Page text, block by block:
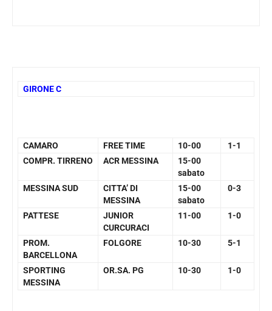
GIRONE C
CAMARO FREE TIME 10-00
1-1
COMPR. TIRRENO
ACR MESSINA
15-00
sabato
MESSINA SUD
CITTA’ DI
MESSINA
15-00
sabato
0-3
PATTESE
JUNIOR
CURCURACI
11-00 1-0
PROM.
BARCELLONA
FOLGORE 10-30 5-1
SPORTING
MESSINA
OR.SA. PG 10-30 1-0